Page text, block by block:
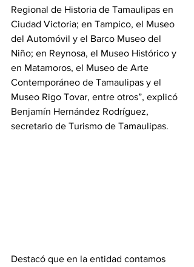
Regional de Historia de Tamaulipas en
Ciudad Victoria; en Tampico, el Museo
del Automóvil y el Barco Museo del
Niño; en Reynosa, el Museo Histórico y
en Matamoros, el Museo de Arte
Contemporáneo de Tamaulipas y el
Museo Rigo Tovar, entre otros”, explicó
Benjamín Hernández Rodríguez,
secretario de Turismo de Tamaulipas.
Destacó que en la entidad contamos